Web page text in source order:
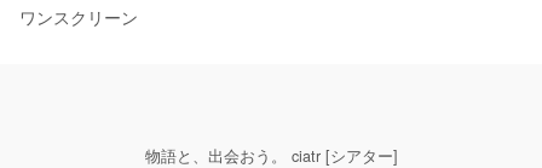
ワンスクリーン
物語と、出会おう。 ciatr [シアター]